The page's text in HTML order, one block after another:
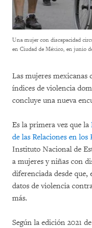
Una mujer con discapacidad
en Ciudad de México, en junio
Las mujeres mexicanas
índices de violencia
concluye una nueva
Es la primera vez que la
de las Relaciones en los
Instituto Nacional de
a mujeres y niñas con
diferenciada desde
datos de violencia
más.
Según la edición 2021